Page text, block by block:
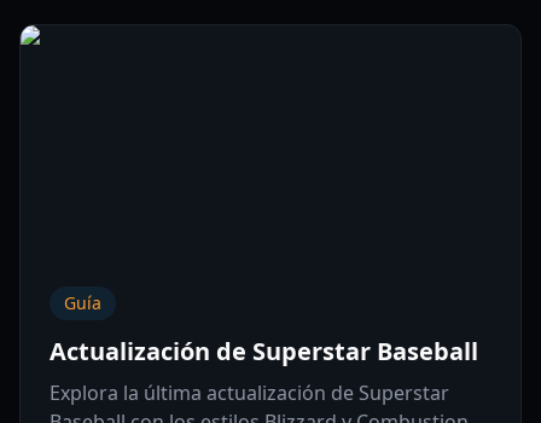
Guía
Actualización de Superstar Baseball
Explora la última actualización de Superstar